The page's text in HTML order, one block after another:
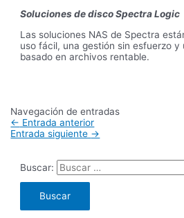
Soluciones de disco Spectra Logic
Las soluciones NAS de Spectra
uso fácil, una gestión sin esfuerzo y
basado en archivos rentable.
Navegación de entradas
← Entrada anterior
Entrada siguiente →
Buscar: